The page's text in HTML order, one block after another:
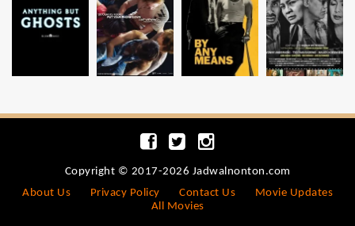
Copyright © 2017-2026 Jadwalnonton.com
About Us
Privacy Policy Contact Us
Movie Updates
All Movies